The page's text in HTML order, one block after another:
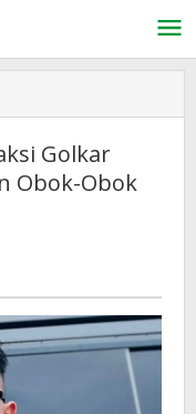
Golkar
Obok-Obok